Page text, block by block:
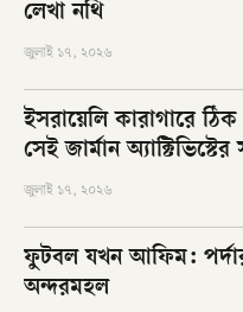
লেখা নথি
জুলাই ১৭, ২০২৬
ইসরায়েলি কারাগারে
সেই জার্মান অ্যাক্টিভিস্টের
জুলাই ১৭, ২০২৬
ফুটবল যখন আফিম:
অন্দরমহল